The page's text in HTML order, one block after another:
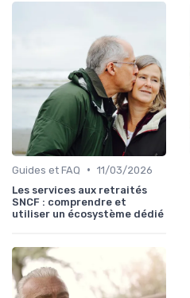
Guides et FAQ • 11/03/2026
Les services aux retraités
SNCF : comprendre et
utiliser un écosystème dédié